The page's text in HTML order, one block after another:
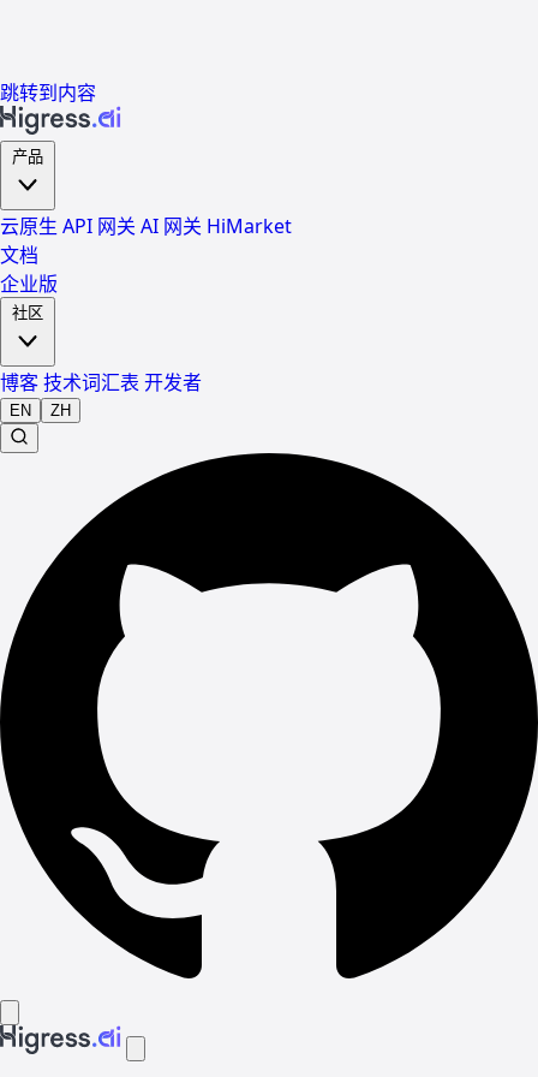
跳转到内容
云原生 API 网关 AI 网关 HiMarket
文档
企业版
博客技术词汇表 开发者
EN ZH